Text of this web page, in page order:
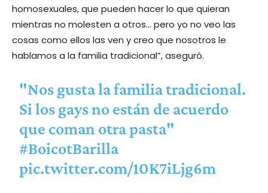
homosexuales, que pueden hacer lo que quieran
mientras no molesten a otros… pero yo no veo las
cosas como ellos las ven y creo que nosotros le
hablamos a la familia tradicional”, aseguró.
"Nos gusta la familia tradicional.
Si los gays no están de acuerdo
que coman otra pasta"
#BoicotBarilla
pic.twitter.com/10K7iLjg6m